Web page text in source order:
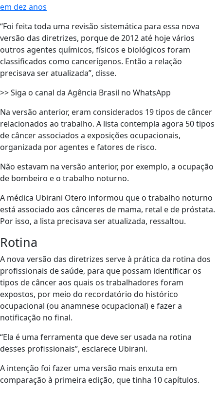
em dez anos
“Foi feita toda uma revisão sistemática para essa nova
versão das diretrizes, porque de 2012 até hoje vários
outros agentes químicos, físicos e biológicos foram
classificados como cancerígenos. Então a relação
precisava ser atualizada”, disse.
>> Siga o canal da Agência Brasil no WhatsApp
Na versão anterior, eram considerados 19 tipos de câncer
relacionados ao trabalho. A lista contempla agora 50 tipos
de câncer associados a exposições ocupacionais,
organizada por agentes e fatores de risco.
Não estavam na versão anterior, por exemplo, a ocupação
de bombeiro e o trabalho noturno.
A médica Ubirani Otero informou que o trabalho noturno
está associado aos cânceres de mama, retal e de próstata.
Por isso, a lista precisava ser atualizada, ressaltou.
Rotina
A nova versão das diretrizes serve à prática da rotina dos
profissionais de saúde, para que possam identificar os
tipos de câncer aos quais os trabalhadores foram
expostos, por meio do recordatório do histórico
ocupacional (ou anamnese ocupacional) e fazer a
notificação no final.
“Ela é uma ferramenta que deve ser usada na rotina
desses profissionais”, esclarece Ubirani.
A intenção foi fazer uma versão mais enxuta em
comparação à primeira edição, que tinha 10 capítulos.